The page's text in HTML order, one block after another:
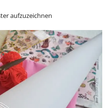
aufzuzeichnen